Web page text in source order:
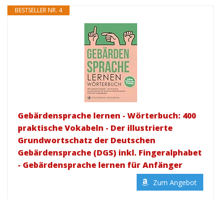
BESTSELLER NR. 4
Gebärdensprache lernen - Wörterbuch: 400
praktische Vokabeln - Der illustrierte
Grundwortschatz der Deutschen
Gebärdensprache (DGS) inkl. Fingeralphabet
- Gebärdensprache lernen für Anfänger
Zum Angebot